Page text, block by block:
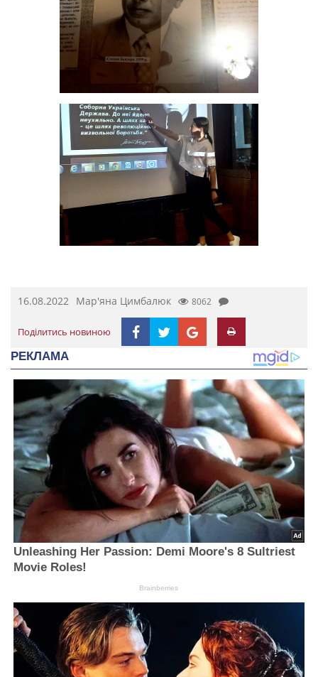
16.08.2022 Мар'яна Цимбалюк 8062
Поділитись новиною
РЕКЛАМА
Unleashing Her Passion: Demi Moore's 8 Sultriest
Movie Roles!
Brainberries